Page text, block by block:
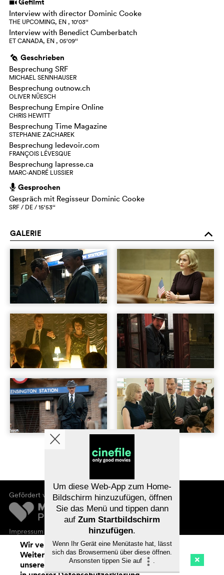
i
Interview with director Dominic Cooke
THE UPCOMING, EN , 10‘03‘‘
Interview with Benedict Cumberbatch
ET CANADA, EN , 05‘09‘‘
g Geschrieben
Besprechung SRF
MICHAEL SENNHAUSER
Besprechung outnow.ch
OLIVER NÜESCH
Besprechung Empire Online
CHRIS HEWITT
Besprechung Time Magazine
STEPHANIE ZACHAREK
Besprechung ledevoir.com
FRANÇOIS LÉVESQUE
Besprechung lapresse.ca
MARC-ANDRÉ LUSSIER
h Gesprochen
Gespräch mit Regisseur Dominic Cooke
SRF / DE / 15‘53‘‘
GALERIE o
Gefördert von
Impressum
Datenschutz
Wir verwenden Cookies. Mit dem
Weitersurfen auf cinefile.ch stimmen Sie
unserer Cookie-Nutzung zu. Mehr Infos
Um diese Web-App zum Home-
Bildschirm hinzuzufügen, öffnen
Sie das Menü und tippen dann
auf Zum Startbildschirm
hinzufügen.
Wenn Ihr Gerät eine Menütaste hat, lässt
sich das Browsermenü über diese öffnen.
Ansonsten tippen Sie auf
.